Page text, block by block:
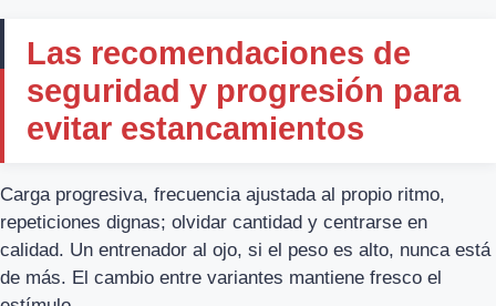
Las recomendaciones de
seguridad y progresión para
evitar estancamientos
Carga progresiva, frecuencia ajustada al propio ritmo,
repeticiones dignas; olvidar cantidad y centrarse en
calidad. Un entrenador al ojo, si el peso es alto, nunca está
de más. El cambio entre variantes mantiene fresco el